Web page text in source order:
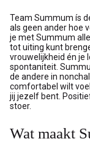
Team Summum ís
als geen ander hoe
je met Summum
tot uiting kunt
vrouwelijkheid én je
spontaniteit.
de andere in
comfortabel wilt
jij jezelf bent.
stoer.
Wat maakt